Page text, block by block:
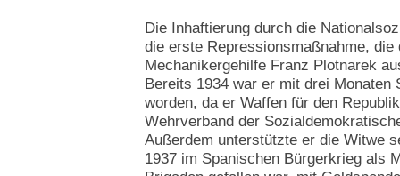
Die Inhaftierung durch die
die erste Repressionsmaßnahme, die
Mechanikergehilfe Franz Plotnarek
Bereits 1934 war er mit drei Monaten
worden, da er Waffen für den
Wehrverband der
Außerdem unterstützte er die Witwe
1937 im Spanischen Bürgerkrieg als